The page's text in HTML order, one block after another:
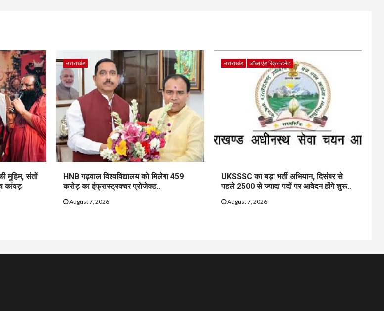
मुहिम, संतों
कांवड़
उत्तराखंड
HNB गढ़वाल विश्वविद्यालय को मिलेगा 459
करोड़ का इंफ्रास्ट्रक्चर प्रोजेक्ट..
August 7, 2026
उत्तराखंड जॉब्स एंड रिक्रूटमेंट
UKSSSC का बड़ा भर्ती अभियान, दिसंबर से
पहले 2500 से ज्यादा पदों पर आवेदन होंगे शुरू..
August 7, 2026